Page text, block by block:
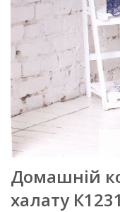
Домашній
халату